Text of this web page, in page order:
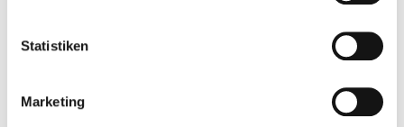
Statistiken
Marketing
VILLINGENDORF